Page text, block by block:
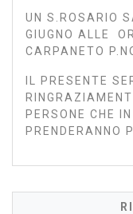
UN S.ROSARIO
GIUGNO ALLE
CARPANETO
IL PRESENTE
PERSONE CHE
PRENDERANNO